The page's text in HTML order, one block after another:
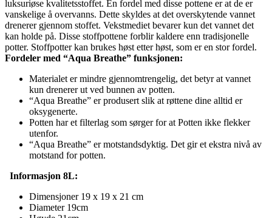
luksuriøse kvalitetsstoffet. En fordel med disse pottene er at de er
vanskelige å overvanns. Dette skyldes at det overskytende vannet
drenerer gjennom stoffet. Vekstmediet bevarer kun det vannet det
kan holde på. Disse stoffpottene forblir kaldere enn tradisjonelle
potter. Stoffpotter kan brukes høst etter høst, som er en stor fordel.
Fordeler med “Aqua Breathe” funksjonen:
Materialet er mindre gjennomtrengelig, det betyr at vannet
kun drenerer ut ved bunnen av potten.
“Aqua Breathe” er produsert slik at røttene dine alltid er
oksygenerte.
Potten har et filterlag som sørger for at Potten ikke flekker
utenfor.
“Aqua Breathe” er motstandsdyktig. Det gir et ekstra nivå av
motstand for potten.
Informasjon 8L:
Dimensjoner 19 x 19 x 21 cm
Diameter 19cm